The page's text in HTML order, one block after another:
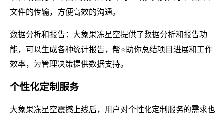
文件的传输，方便高效的沟通。
数据分析和报告：大象果冻星空提供了数据分析和报告功
能，可以生成各种统计报告，帮⭐助你总结项目进展和工作
效率，为管理决策提供数据支持。
个性化定制服务
大象果冻星空震撼上线后，用户对个性化定制服务的需求也